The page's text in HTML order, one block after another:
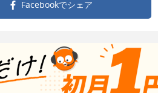
Facebookでシェア